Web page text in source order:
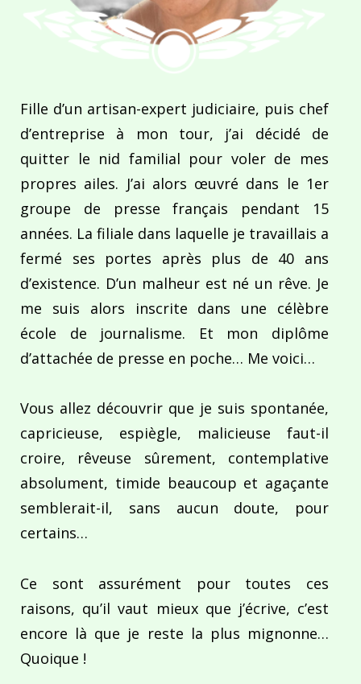
Fille d’un artisan-expert judiciaire, puis chef
d’entreprise à mon tour, j’ai décidé de
quitter le nid familial pour voler de mes
propres ailes. J’ai alors œuvré dans le 1er
groupe de presse français pendant 15
années. La filiale dans laquelle je travaillais a
fermé ses portes après plus de 40 ans
d’existence. D’un malheur est né un rêve. Je
me suis alors inscrite dans une célèbre
école de journalisme. Et mon diplôme
d’attachée de presse en poche… Me voici…
Vous allez découvrir que je suis spontanée,
capricieuse, espiègle, malicieuse faut-il
croire, rêveuse sûrement, contemplative
absolument, timide beaucoup et agaçante
semblerait-il, sans aucun doute, pour
certains…
Ce sont assurément pour toutes ces
raisons, qu’il vaut mieux que j’écrive, c’est
encore là que je reste la plus mignonne…
Quoique !